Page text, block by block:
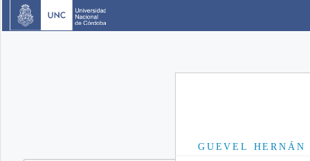
GUEVEL HERNÁN